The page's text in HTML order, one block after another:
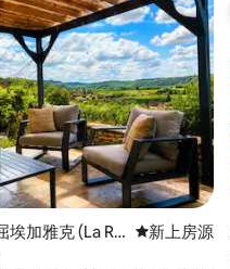
埃加雅克 (La Ro 新房源
新上房源